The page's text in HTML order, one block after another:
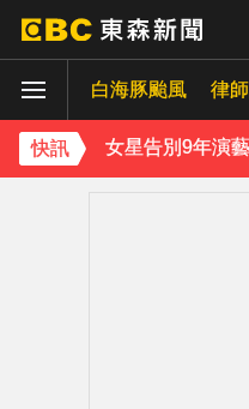
白海豚颱風 律
快訊